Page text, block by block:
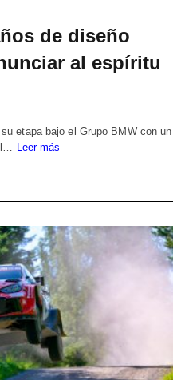
de diseño
al espíritu
etapa bajo el Grupo BMW con un
Leer más